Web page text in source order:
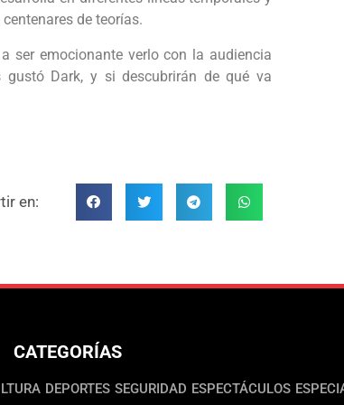
de teorías.
ser emocionante verlo con la audiencia
Dark, y si descubrirán de qué va
en:
CATEGORÍAS
DEPORTES SEGURIDAD ESPECTÁCULOS